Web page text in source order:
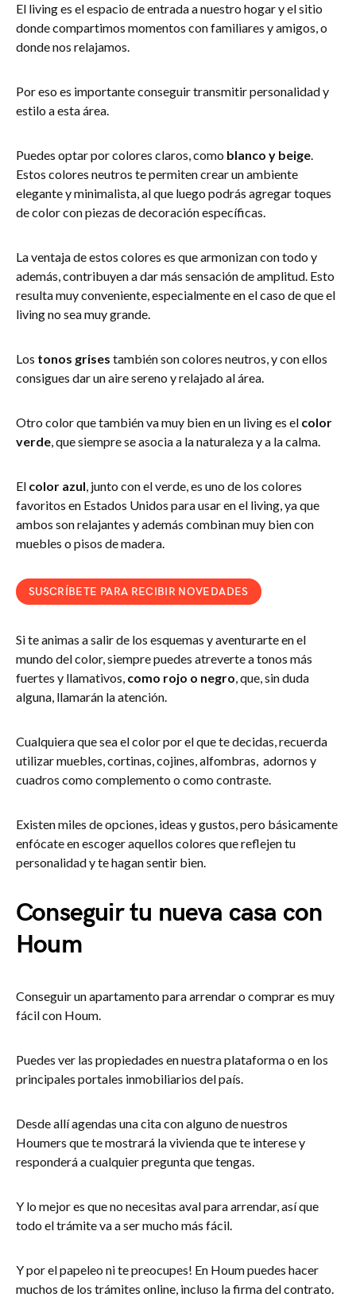
El living es el espacio de entrada a nuestro hogar y el sitio
donde compartimos momentos con familiares y amigos, o
donde nos relajamos.
Por eso es importante conseguir transmitir personalidad y
estilo a esta área.
Puedes optar por colores claros, como blanco y beige.
Estos colores neutros te permiten crear un ambiente
elegante y minimalista, al que luego podrás agregar toques
de color con piezas de decoración específicas.
La ventaja de estos colores es que armonizan con todo y
además, contribuyen a dar más sensación de amplitud. Esto
resulta muy conveniente, especialmente en el caso de que el
living no sea muy grande.
Los tonos grises también son colores neutros, y con ellos
consigues dar un aire sereno y relajado al área.
Otro color que también va muy bien en un living es el color
verde, que siempre se asocia a la naturaleza y a la calma.
El color azul, junto con el verde, es uno de los colores
favoritos en Estados Unidos para usar en el living, ya que
ambos son relajantes y además combinan muy bien con
muebles o pisos de madera.
SUSCRÍBETE PARA RECIBIR NOVEDADES
Si te animas a salir de los esquemas y aventurarte en el
mundo del color, siempre puedes atreverte a tonos más
fuertes y llamativos, como rojo o negro, que, sin duda
alguna, llamarán la atención.
Cualquiera que sea el color por el que te decidas, recuerda
utilizar muebles, cortinas, cojines, alfombras, adornos y
cuadros como complemento o como contraste.
Existen miles de opciones, ideas y gustos, pero básicamente
enfócate en escoger aquellos colores que reflejen tu
personalidad y te hagan sentir bien.
Conseguir tu nueva casa con
Houm
Conseguir un apartamento para arrendar o comprar es muy
fácil con Houm.
Puedes ver las propiedades en nuestra plataforma o en los
principales portales inmobiliarios del país.
Desde allí agendas una cita con alguno de nuestros
Houmers que te mostrará la vivienda que te interese y
responderá a cualquier pregunta que tengas.
Y lo mejor es que no necesitas aval para arrendar, así que
todo el trámite va a ser mucho más fácil.
Y por el papeleo ni te preocupes! En Houm puedes hacer
muchos de los trámites online, incluso la firma del contrato.